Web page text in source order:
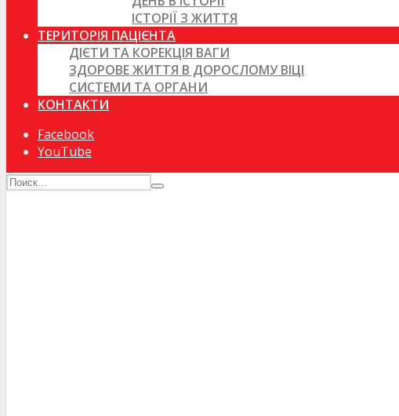
ІСТОРІЇ З ЖИТТЯ
ТЕРИТОРІЯ ПАЦІЄНТА
ДІЄТИ ТА КОРЕКЦІЯ ВАГИ
ЗДОРОВЕ ЖИТТЯ В ДОРОСЛОМУ ВІЦІ
СИСТЕМИ ТА ОРГАНИ
КОНТАКТИ
Facebook
YouTube